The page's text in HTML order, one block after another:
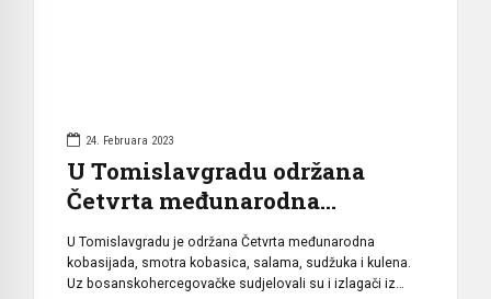
24. Februara 2023
U Tomislavgradu održana
Četvrta međunarodna
kobasijada
U Tomislavgradu je održana Četvrta međunarodna
kobasijada, smotra kobasica, salama, sudžuka i kulena.
Uz bosanskohercegovačke sudjelovali su i izlagači iz